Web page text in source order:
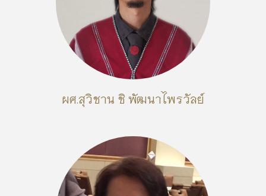
ผศ.สุวิชาน ชิ พัฒนาไพรวัลย์